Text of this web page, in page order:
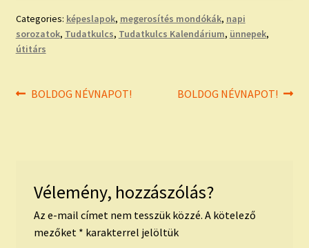
Categories: képeslapok, megerosítés mondókák, napi
sorozatok, Tudatkulcs, Tudatkulcs Kalendárium, ünnepek,
útitárs
Bejegyzés
Previous
BOLDOG NÉVNAPOT!
Next
BOLDOG NÉVNAPOT!
Vélemény, hozzászólás?
Az e-mail címet nem tesszük közzé. A kötelező
mezőket * karakterrel jelöltük